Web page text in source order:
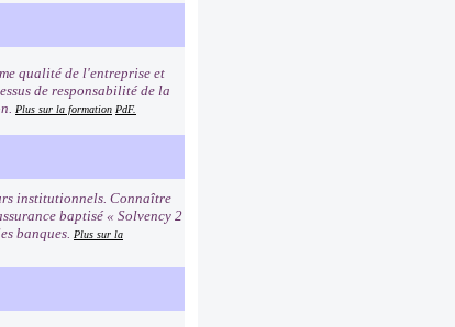
qualité de l'entreprise et
de responsabilité de la
Plus sur la formation PdF.
institutionnels. Connaître
baptisé « Solvency 2
banques. Plus sur la